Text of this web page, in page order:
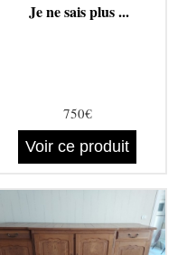
Je ne sais plus ...
750€
Voir ce produit